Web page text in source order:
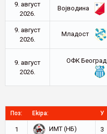
9. август
2026.
Војводина
9. август
2026.
Младост
9. август
2026.
ОФК Београд
Поз: Ekipa: У
1 ИМТ (НБ) 3